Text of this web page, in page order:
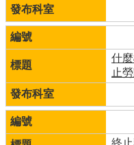
什
止
終